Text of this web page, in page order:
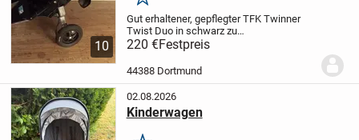
10
Gut erhaltener, gepflegter TFK Twinner
Twist Duo in schwarz zu
verkaufen,Dieses Modell ist sehr leicht.
Lässt sich gut zusammenfalten.
diverse Funktionen (Sitz- und
Schlafposition, Sonnenblenden,...
220 €Festpreis
44388 Dortmund
02.08.2026
Kinderwagen